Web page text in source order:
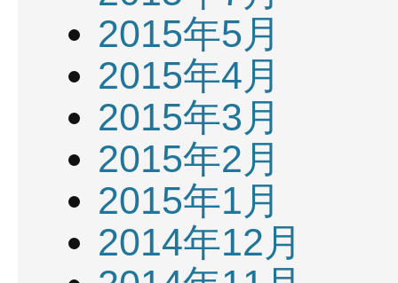
2015年5月
2015年4月
2015年3月
2015年2月
2015年1月
2014年12月